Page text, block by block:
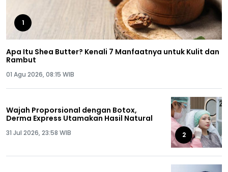
1
Apa Itu Shea Butter? Kenali 7 Manfaatnya untuk Kulit dan
Rambut
01 Agu 2026, 08:15 WIB
Wajah Proporsional dengan Botox,
Derma Express Utamakan Hasil Natural
31 Jul 2026, 23:58 WIB 2